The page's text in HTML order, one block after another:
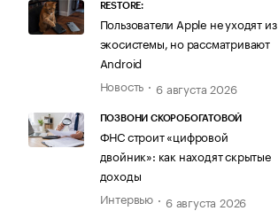
RESTORE:
Пользователи Apple не уходят из
экосистемы, но рассматривают
Android
Новость
6 августа 2026
ПОЗВОНИ СКОРОБОГАТОВОЙ
ФНС строит «цифровой
двойник»: как находят скрытые
доходы
Интервью
6 августа 2026